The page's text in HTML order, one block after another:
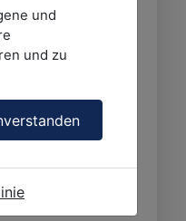
Namen Jesus
berichten. Denn
stand dem
zur Seite, als
vertrocknete
zu erwecken.
und
und zu